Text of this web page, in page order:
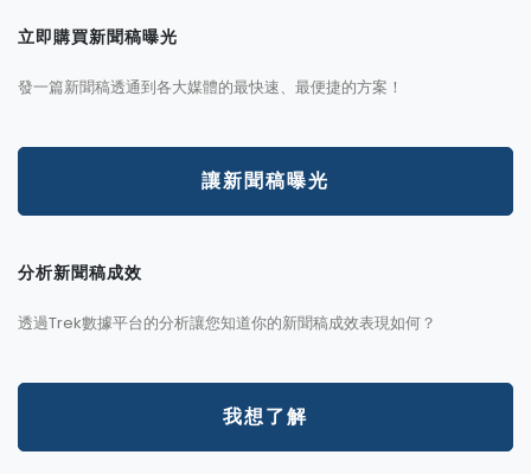
立即購買新聞稿曝光
發一篇新聞稿透通到各大媒體的最快速、最便捷的方案！
讓新聞稿曝光
分析新聞稿成效
透過Trek數據平台的分析讓您知道你的新聞稿成效表現如何？
我想了解